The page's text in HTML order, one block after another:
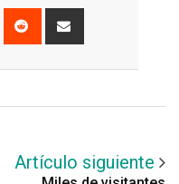
Whatsapp
Reddit
via
Artículo siguiente